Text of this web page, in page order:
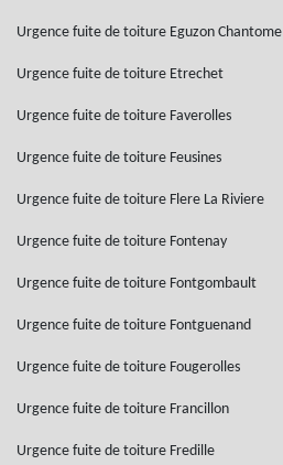
Urgence fuite de toiture Eguzon Chantome
Urgence fuite de toiture Etrechet
Urgence fuite de toiture Faverolles
Urgence fuite de toiture Feusines
Urgence fuite de toiture Flere La Riviere
Urgence fuite de toiture Fontenay
Urgence fuite de toiture Fontgombault
Urgence fuite de toiture Fontguenand
Urgence fuite de toiture Fougerolles
Urgence fuite de toiture Francillon
Urgence fuite de toiture Fredille